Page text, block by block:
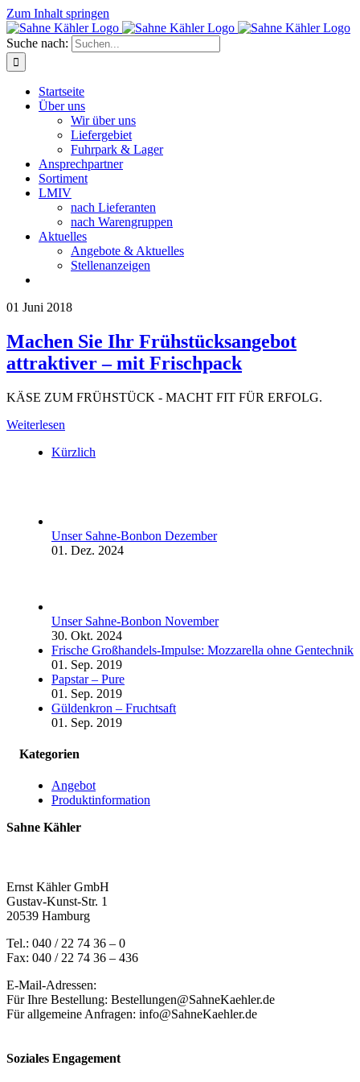
Zum Inhalt springen
Suche nach:
Startseite
Über uns
Wir über uns
Liefergebiet
Fuhrpark & Lager
Ansprechpartner
Sortiment
LMIV
nach Lieferanten
nach Warengruppen
Aktuelles
Angebote & Aktuelles
Stellenanzeigen
01 Juni 2018
Machen Sie Ihr Frühstücksangebot
attraktiver – mit Frischpack
KÄSE ZUM FRÜHSTÜCK - MACHT FIT FÜR ERFOLG.
Weiterlesen
Kürzlich
Unser Sahne-Bonbon Dezember
01. Dez. 2024
Unser Sahne-Bonbon November
30. Okt. 2024
Frische Großhandels-Impulse: Mozzarella ohne Gentechnik
01. Sep. 2019
Papstar – Pure
01. Sep. 2019
Güldenkron – Fruchtsaft
01. Sep. 2019
Kategorien
Angebot
Produktinformation
Sahne Kähler
Ernst Kähler GmbH
Gustav-Kunst-Str. 1
20539 Hamburg
Tel.: 040 / 22 74 36 – 0
Fax: 040 / 22 74 36 – 436
E-Mail-Adressen:
Für Ihre Bestellung: Bestellungen@SahneKaehler.de
Für allgemeine Anfragen: info@SahneKaehler.de
Soziales Engagement